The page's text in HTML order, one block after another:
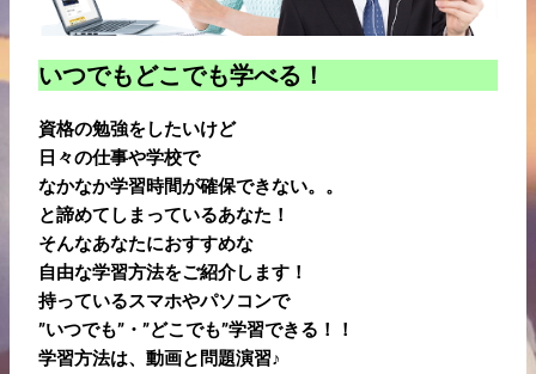
いつでもどこでも学べる！
資格の勉強をしたいけど
日々の仕事や学校で
なかなか学習時間が確保できない。。
と諦めてしまっているあなた！
そんなあなたにおすすめな
自由な学習方法をご紹介します！
持っているスマホやパソコンで
”いつでも”・”どこでも”学習できる！！
学習方法は、動画と問題演習♪